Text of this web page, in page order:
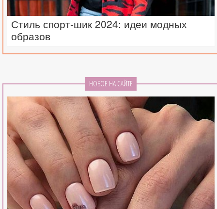
Стиль спорт-шик 2024: идеи модных
образов
НОВОЕ НА САЙТЕ